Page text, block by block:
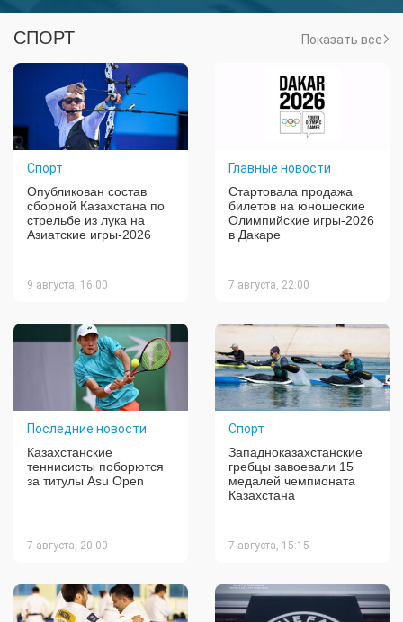
СПОРТ Показать все
Спорт
Опубликован состав
сборной Казахстана по
стрельбе из лука на
Азиатские игры-2026
9 августа, 16:00
Главные новости
Стартовала продажа
билетов на юношеские
Олимпийские игры-2026
в Дакаре
7 августа, 22:00
Последние новости
Казахстанские
теннисисты поборются
за титулы Asu Open
7 августа, 20:00
Спорт
Западноказахстанские
гребцы завоевали 15
медалей чемпионата
Казахстана
7 августа, 15:15